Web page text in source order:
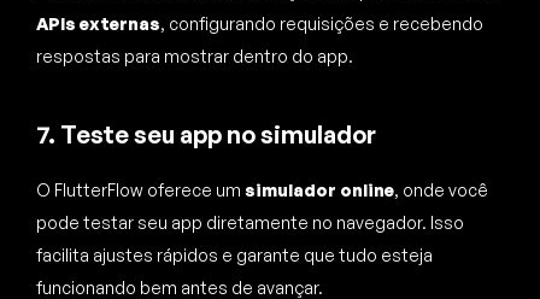
APIs externas, configurando requisições e recebendo
respostas para mostrar dentro do app.
7. Teste seu app no simulador
O FlutterFlow oferece um simulador online, onde você
pode testar seu app diretamente no navegador. Isso
facilita ajustes rápidos e garante que tudo esteja
funcionando bem antes de avançar.